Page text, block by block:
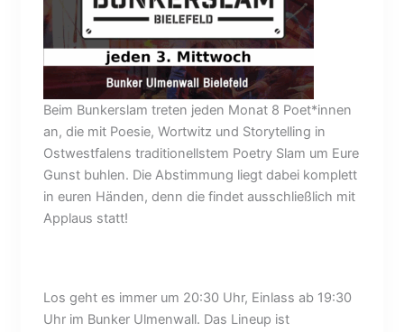
Beim Bunkerslam treten jeden Monat 8 Poet*innen
an, die mit Poesie, Wortwitz und Storytelling in
Ostwestfalens traditionellstem Poetry Slam um Eure
Gunst buhlen. Die Abstimmung liegt dabei komplett
in euren Händen, denn die findet ausschließlich mit
Applaus statt!
Los geht es immer um 20:30 Uhr, Einlass ab 19:30
Uhr im Bunker Ulmenwall. Das Lineup ist